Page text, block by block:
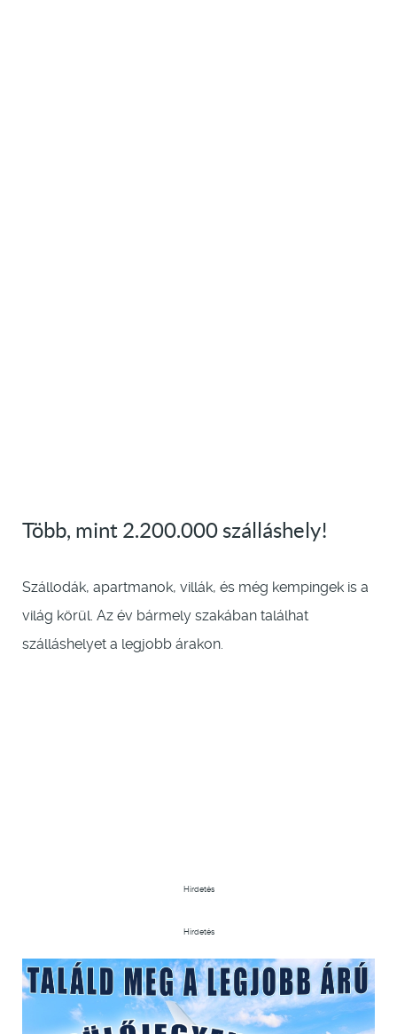
Több, mint 2.200.000 szálláshely!
Szállodák, apartmanok, villák, és még kempingek is a
világ körül. Az év bármely szakában találhat
szálláshelyet a legjobb árakon.
Hirdetés
Hirdetés